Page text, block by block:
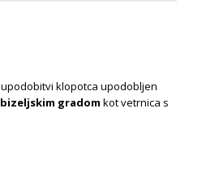
upodobitvi klopotca upodobljen
bizeljskim gradom kot vetrnica s